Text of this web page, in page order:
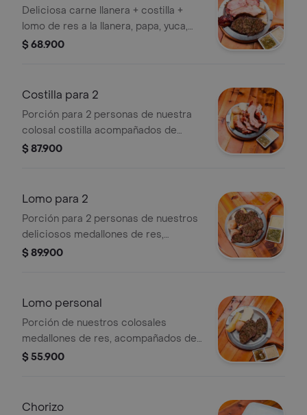
Deliciosa carne llanera + costilla +
lomo de res a la llanera, papa, yuca,
maduro, salsas ají y salsa de la casa.
$ 68.900
Costilla para 2
Porción para 2 personas de nuestra
colosal costilla acompañados de
papa, yuca, maduro, ají y salsa de la
$ 87.900
Lomo para 2
Porción para 2 personas de nuestros
deliciosos medallones de res,
acompañados de papa, yuca, maduro,
$ 89.900
Lomo personal
Porción de nuestros colosales
medallones de res, acompañados de
papa, yuca, maduro, ají, salsa de la
$ 55.900
Chorizo